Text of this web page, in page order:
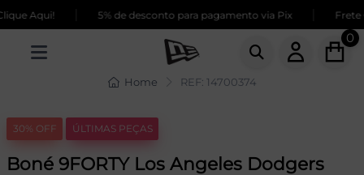
Aqui! 5% de desconto para pagamento via Pix Frete
0
Home REF: 14700374
30% OFF ÚLTIMAS PEÇAS
Boné 9FORTY Los Angeles Dodgers